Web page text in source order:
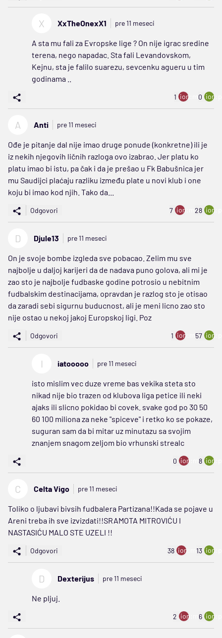
X XxTheOnexX1 pre 11 meseci
A sta mu fali za Evropske lige ? On nije igrac sredine
terena, nego napadac. Sta fali Levandovskom,
Kejnu, sta je falilo suarezu, sevcenku agueru u tim
godinama ..
1 ion:minus
0
A Anti pre 11 meseci
Ođe je pitanje dal nije imao druge ponude (konkretne) ili je
iz nekih njegovih ličnih razloga ovo izabrao. Jer platu ko
platu imao bi istu, pa čak i da je prešao u Fk Babušnica jer
mu Saudijci plaćaju razliku između plate u novi klub i one
koju bi imao kod njih. Tako da...
Odgovori 7 ion:minus
28
D Djule13 pre 11 meseci
On je svoje bombe izgleda sve pobacao. Zelim mu sve
najbolje u daljoj karijeri da de nadava puno golova, ali mi je
zao sto je najbolje fudbaske godine potrosio u nebitnim
fudbalskim destinacijama, opravdan je razlog sto je otisao
da zaradi sebi sigurnu buducnost, ali je meni licno zao sto
nije ostao u nekoj jakoj Europskoj ligi. Poz
Odgovori 1 ion:minus
57
I iatooooo pre 11 meseci
isto mislim vec duze vreme bas vekika steta sto
nikad nije bio trazen od klubova liga petice ili neki
ajaks ili slicno pokidao bi covek. svake god po 30 50
60 100 miliona za neke "spiceve" i retko ko se pokaze,
suguran sam da bi mitar uz minutazu sa svojim
znanjem snagom zeljom bio vrhunski strealc
0 ion:minus
8
C Celta Vigo pre 11 meseci
Toliko o ljubavi bivsih fudbalera Partizana!!Kada se pojave u
Areni treba ih sve izvizdati!!SRAMOTA MITROVIĆU I
NASTASIĆU MALO STE UZELI !!
Odgovori 38 ion:minus
13
D Dexterijus pre 11 meseci
Ne pljuj.
2 ion:minus
6